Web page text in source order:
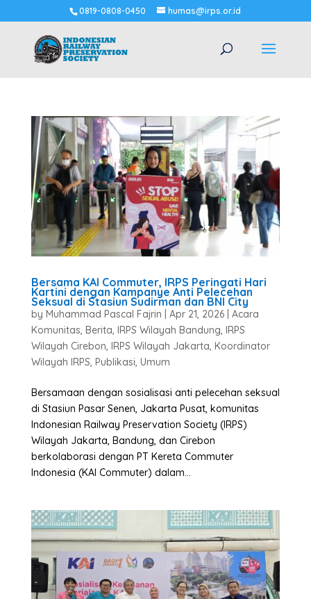
0819-0808-0450 humas@irps.or.id
Bersama KAI Commuter, IRPS Peringati Hari
Kartini dengan Kampanye Anti Pelecehan
Seksual di Stasiun Sudirman dan BNI City
by Muhammad Pascal Fajrin Apr 21, 2026| Acara
Komunitas Berita IRPS Wilayah Bandung IRPS
Wilayah Cirebon IRPS Wilayah Jakarta Koordinator
Wilayah IRPS Publikasi Umum
Bersamaan dengan sosialisasi anti pelecehan seksual
di Stasiun Pasar Senen, Jakarta Pusat, komunitas
Indonesian Railway Preservation Society (IRPS)
Wilayah Jakarta, Bandung, dan Cirebon
berkolaborasi dengan PT Kereta Commuter
Indonesia (KAI Commuter) dalam...